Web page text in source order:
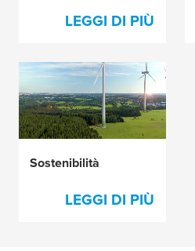
LEGGI DI PIÙ
Sostenibilità
LEGGI DI PIÙ